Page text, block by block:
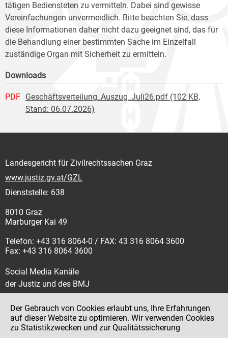
tätigen Bediensteten zu vermitteln. Dabei sind gewisse
Vereinfachungen unvermeidlich. Bitte beachten Sie, dass
diese Informationen daher nicht dazu geeignet sind, das für
die Behandlung einer bestimmten Sache im Einzelfall
zuständige Organ mit Sicherheit zu ermitteln.
Downloads
PDF Geschäftsverteilung_Auszug_Juli26.pdf (102 KB,
Stand: 06.07.2026)
Landesgericht für Zivilrechtssachen Graz
www.justiz.gv.at/GZL
Dienststelle: 638
8010 Graz
Marburger Kai 49
Telefon: +43 316 8064-0 / FAX: 43 316 8064 3600
Fax: +43 316 8064 3600
Social Media Kanäle
der Justiz und des BMJ
Impressum
Der Gebrauch von Cookies erlaubt uns, Ihre Erfahrungen
auf dieser Website zu optimieren. Wir verwenden Cookies
zu Statistikzwecken und zur Qualitätssicherung